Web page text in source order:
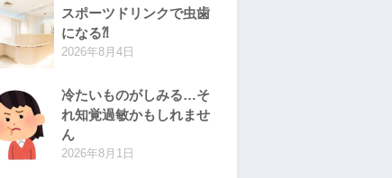
スポーツドリンクで虫歯
になる⁈
2026年8月4日
冷たいものがしみる…そ
れ知覚過敏かもしれませ
ん
2026年8月1日